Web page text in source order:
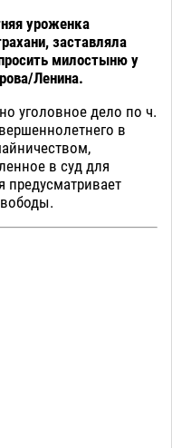
уроженка
заставляла
милостыню у
Ленина.
уголовное дело по ч.
в
в суд для
предусматривает